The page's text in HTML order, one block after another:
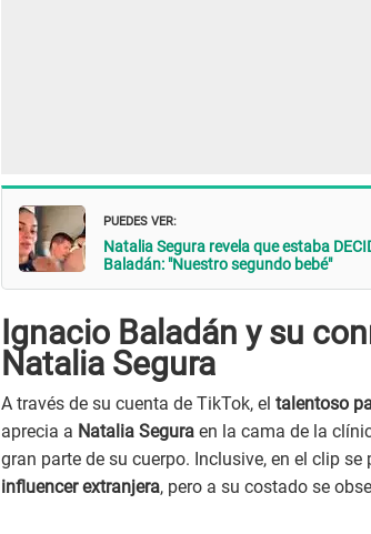
PUEDES VER:
Natalia Segura revela que estaba
Baladán: "Nuestro segundo bebé"
Ignacio Baladán y su
Natalia Segura
A través de su cuenta de TikTok, el talentoso
aprecia a Natalia Segura en la cama de la
gran parte de su cuerpo. Inclusive, en el clip
influencer extranjera, pero a su costado se